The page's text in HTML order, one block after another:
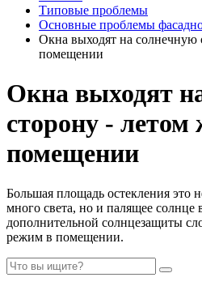
Типовые проблемы
Основные проблемы
Окна выходят на солнечную
помещении
Окна выходят
сторону - летом
помещении
Большая площадь остекления это
много света, но и палящее солнце
дополнительной солнцезащиты
режим в помещении.